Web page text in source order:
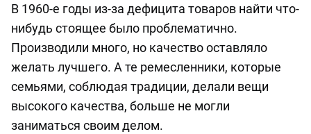
В 1960-е годы из-за дефицита товаров найти что-
нибудь стоящее было проблематично.
Производили много, но качество оставляло
желать лучшего. А те ремесленники, которые
семьями, соблюдая традиции, делали вещи
высокого качества, больше не могли
заниматься своим делом.